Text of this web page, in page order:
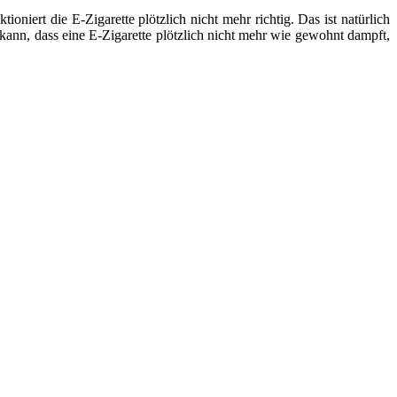
die E-Zigarette plötzlich nicht mehr richtig. Das ist natürlich
dass eine E-Zigarette plötzlich nicht mehr wie gewohnt dampft,